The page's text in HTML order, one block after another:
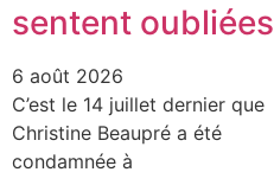
sentent oubliées
6 août 2026
C’est le 14 juillet dernier que
Christine Beaupré a été
condamnée à